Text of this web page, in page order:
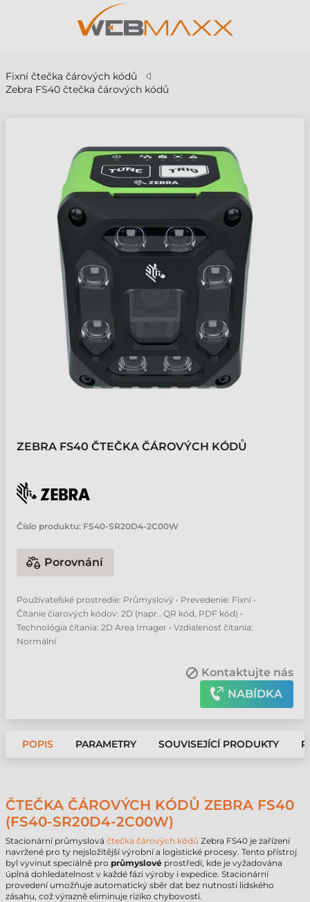
Fixní čtečka čárových kódů
Zebra FS40 čtečka čárových kódů
ZEBRA FS40 ČTEČKA ČÁROVÝCH KÓDŮ
Číslo produktu: FS40-SR20D4-2C00W
Porovnání
Používateľské prostredie: Průmyslový • Prevedenie: Fixní •
Čítanie čiarových kódov: 2D (napr.. QR kód, PDF kód) •
Technológia čítania: 2D Area Imager • Vzdialenosť čítania:
Normální
Kontaktujte nás
NABÍDKA
POPIS PARAMETRY SOUVISEJÍCÍ PRODUKTY
ČTEČKA ČÁROVÝCH KÓDŮ ZEBRA FS40
(FS40-SR20D4-2C00W)
Stacionární průmyslová čtečka čárových kódů Zebra FS40 je zařízení
navržené pro ty nejsložitější výrobní a logistické procesy. Tento přístroj
byl vyvinut speciálně pro průmyslové prostředí, kde je vyžadována
úplná dohledatelnost v každé fázi výroby i expedice. Stacionární
provedení umožňuje automatický sběr dat bez nutnosti lidského
zásahu, což výrazně eliminuje riziko chybovosti.